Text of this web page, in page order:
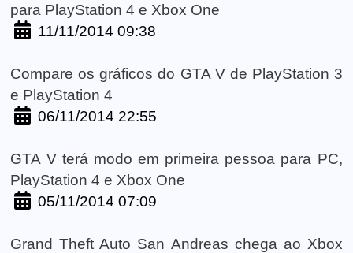
para PlayStation 4 e Xbox One
11/11/2014 09:38
Compare os gráficos do GTA V de PlayStation 3
e PlayStation 4
06/11/2014 22:55
GTA V terá modo em primeira pessoa para PC,
PlayStation 4 e Xbox One
05/11/2014 07:09
Grand Theft Auto San Andreas chega ao Xbox